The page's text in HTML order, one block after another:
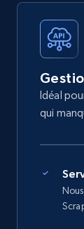
Idéal
qui